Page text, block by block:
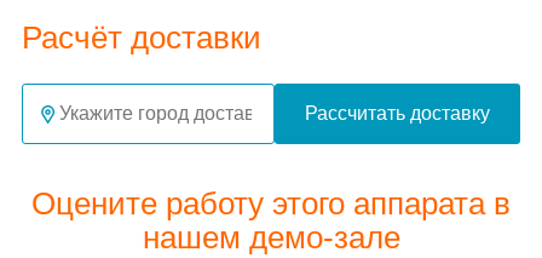
Расчёт доставки
Рассчитать доставку
Оцените работу этого аппарата в
нашем демо-зале